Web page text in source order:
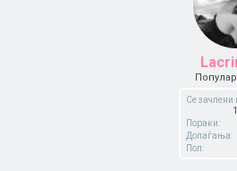
Се зачлени
Пораки:
Допаѓања:
Пол: